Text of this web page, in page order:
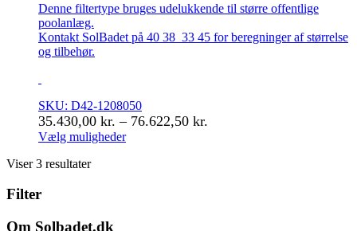
Denne filtertype bruges udelukkende til større offentlige
poolanlæg.
Kontakt SolBadet på 40 38 33 45 for beregninger af størrelse
og tilbehør.
SKU: D42-1208050
35.430,00 kr. – 76.622,50 kr.
Vælg muligheder
vare
flere
Mulighederne
Viser 3 resultater
Filter
Om Solbadet.dk